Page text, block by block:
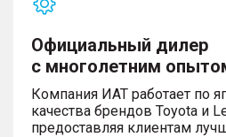
Официальный дилер
с многолетним
Компания ИАТ работает по
качества брендов Toyota и
предоставляя клиентам